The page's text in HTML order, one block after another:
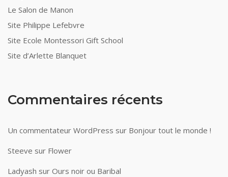
Le Salon de Manon
Site Philippe Lefebvre
Site Ecole Montessori Gift School
Site d’Arlette Blanquet
Commentaires récents
Un commentateur WordPress sur Bonjour tout le monde !
Steeve sur Flower
Ladyash sur Ours noir ou Baribal